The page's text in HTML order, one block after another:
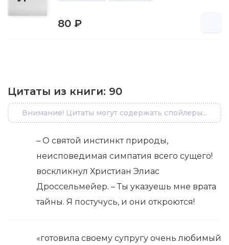
80 ₽
Цитаты из книги: 90
Внимание! Цитаты могут содержать спойлеры...
– О святой инстинкт природы,
неисповедимая симпатия всего сущего!
воскликнул Христиан Элиас
Дроссельмейер. – Ты указуешь мне врата
тайны. Я постучусь, и они откроются!
«готовила своему супругу очень любимый